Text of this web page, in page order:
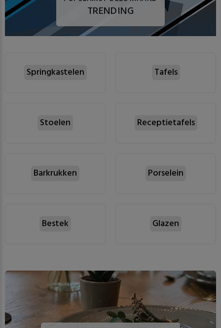
TRENDING
Springkastelen Tafels
Stoelen Receptietafels
Barkrukken Porselein
Bestek Glazen